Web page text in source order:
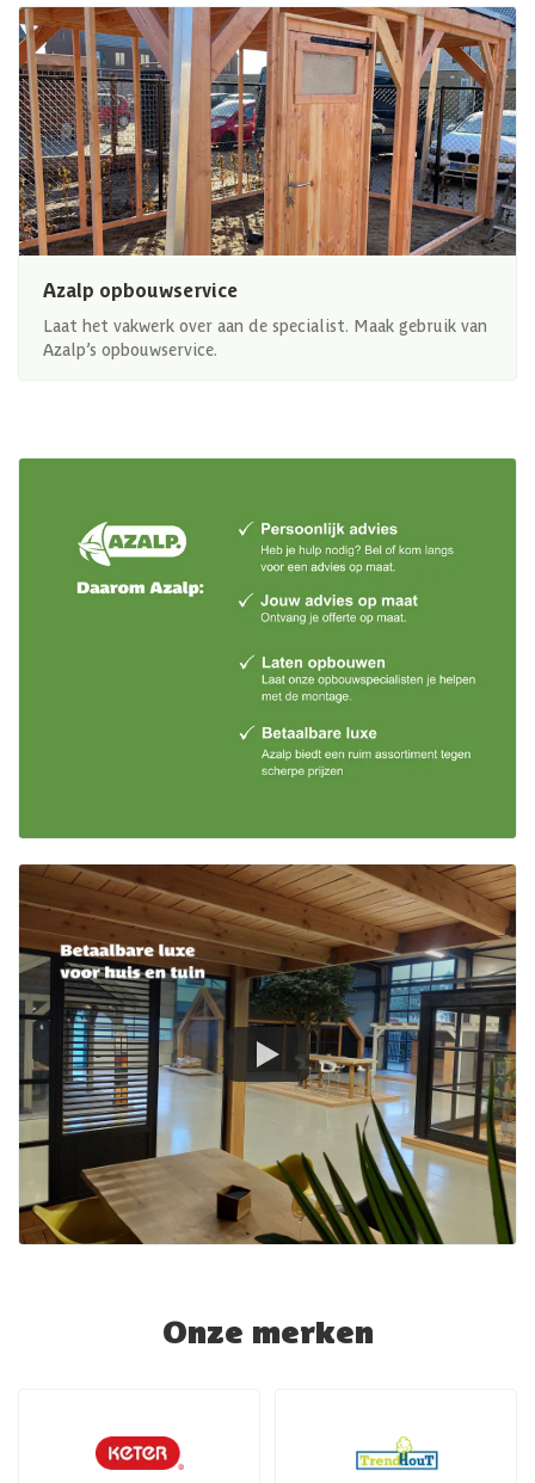
Azalp opbouwservice
Laat het vakwerk over aan de specialist. Maak gebruik van
Azalp’s opbouwservice.
Onze merken